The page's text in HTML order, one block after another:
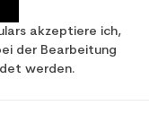
akzeptiere ich,
der Bearbeitung
werden.